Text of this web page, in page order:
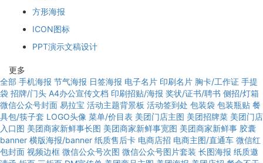
方形海报
ICON图标
PPT演示文稿设计
更多
全部 手机海报 节气海报 日签海报 电子名片 印刷名片 胸卡/工作证 手提
袋 招牌/门头 A4办公宣传文档 印刷招贴/海报 奖状/证书/聘书 侧招/灯箱
微信公众号封面 易拉宝 活动主题背景板 活动签到处 包装袋 包装瓶贴 餐
具包/筷子套 LOGO头像 菜单/价目表 美团门店主图 美团招牌菜 美团门店
入口图 美团商家新鲜事长图 美团商家新鲜事宽图 美团商家新鲜事 胶囊
banner 横版海报/banner 纸质售后卡 电商店招 电商主图/直通车 微信红
包封面 视频边框 微信公众号次图 微信公众号图片套装 长图海报 纸质邀